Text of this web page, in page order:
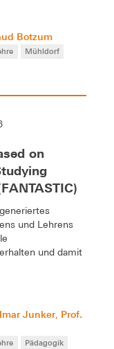
Botzum
Mühldorf
on
und Lehrens
und damit
Junker, Prof.
Pädagogik